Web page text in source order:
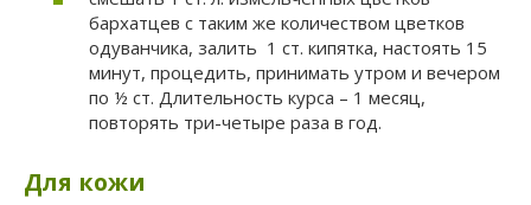
бархатцев с таким же количеством цветков
одуванчика, залить 1 ст. кипятка, настоять 15
минут, процедить, принимать утром и вечером
по ½ ст. Длительность курса – 1 месяц,
повторять три-четыре раза в год.
Для кожи